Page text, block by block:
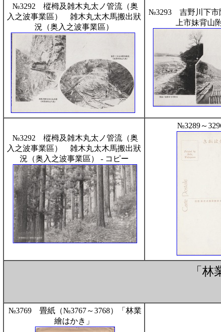
№3292 樅栂及雑木丸太ノ管流（奥
入之波事業區） 雑木丸太木馬搬出狀
況（奥入之波事業區）
№3293 吉野川下
上市妹背山
№3292 樅栂及雑木丸太ノ管流（奥
入之波事業區） 雑木丸太木馬搬出狀
況（奥入之波事業區） - コピー
№3289～
「
№3769 畳紙（№3767～3768）「林業
繪はかき」